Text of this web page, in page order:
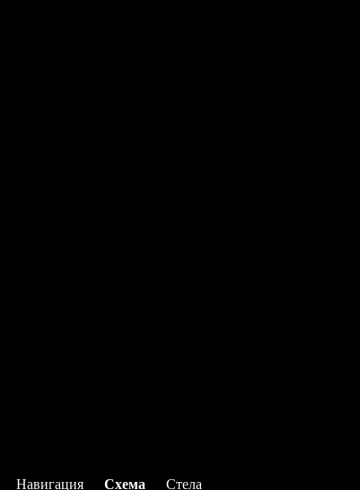
Навигация Схема Стела